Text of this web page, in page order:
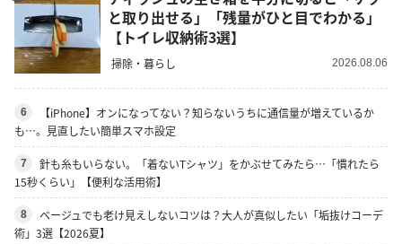
と取り出せる」「残量がひと目でわかる」
【トイレ収納術3選】
掃除・暮らし 2026.08.06
6
【iPhone】オンになってない？知らないうちに通信量が増えているか
も…。見直したい簡単スマホ設定
7
針も糸もいらない。「着ないTシャツ」をかぶせてみたら…「慣れたら
15秒くらい」【便利な活用術】
8
ベージュでも老け見えしないコツは？大人が真似したい「垢抜けコーデ
術」3選【2026夏】